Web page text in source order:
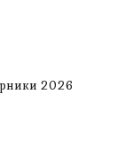
2026